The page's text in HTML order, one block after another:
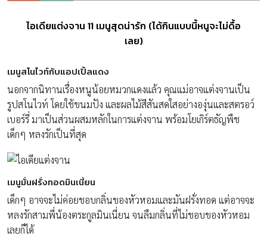
ไอเดียแต่งจาน 11 เมนูสุดน่ารัก (ได้กินแบบนี้หนูจะไม่ดื้อ
เลย)
เมนูสโนไวท์กับแอปเปิ้ลแดง
นอกจากนิทานเรื่องหนูน้อยหมวกแดงแล้ว คุณแม่อาจแต่งจานเป็น
รูปสโนไวท์ โดยใช้ขนมปัง และผลไม้สีสันสดใสอย่างองุ่นและสตรอว์
เบอร์รี่ มาเป็นส่วนผสมหลักในการแต่งจาน พร้อมโยเกิร์ตธัญพืช
เด็กๆ หลงรักเป็นที่สุด
เมนูมั่นฝรั่งทอดมินเนี่ยน
เด็กๆ อาจจะไม่ค่อยชอบกลิ่นของหัวหอมและมันฝรั่งทอด แต่อาจจะ
หลงรักสามพี่น้องตระกูลมินเนี่ยน จนลืมกลิ่นที่ไม่ชอบของหัวหอม
เลยก็ได้